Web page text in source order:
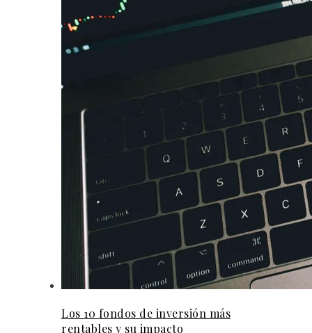
Los 10 fondos de inversión más
rentables y su impacto